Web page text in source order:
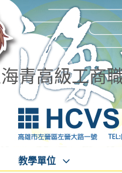
青高級工商
教學單位